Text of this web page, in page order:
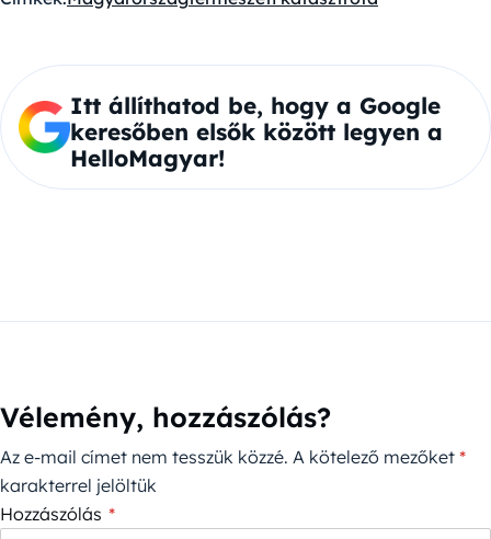
Itt állíthatod be, hogy a Google
keresőben elsők között legyen a
HelloMagyar!
Vélemény, hozzászólás?
Az e-mail címet nem tesszük közzé. A kötelező mezőket *
karakterrel jelöltük
Hozzászólás *